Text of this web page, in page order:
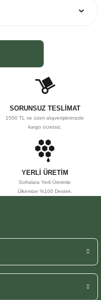
SORUNSUZ TESLİMAT
1500 TL ve üzeri alışverişlerinizde
kargo ücretsiz.
YERLİ ÜRETİM
Sofralara Yerli Üretimle
Ülkemize %100 Destek.